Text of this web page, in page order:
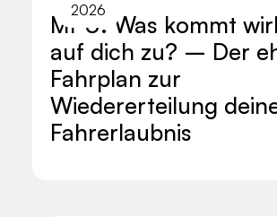
2026
MPU: Was kommt
auf dich zu? – Der
Fahrplan zur
Wiedererteilung
Fahrerlaubnis